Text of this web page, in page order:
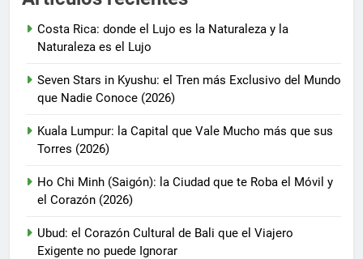
Costa Rica: donde el Lujo es la Naturaleza y la
Naturaleza es el Lujo
Seven Stars in Kyushu: el Tren más Exclusivo del Mundo
que Nadie Conoce (2026)
Kuala Lumpur: la Capital que Vale Mucho más que sus
Torres (2026)
Ho Chi Minh (Saigón): la Ciudad que te Roba el Móvil y
el Corazón (2026)
Ubud: el Corazón Cultural de Bali que el Viajero
Exigente no puede Ignorar